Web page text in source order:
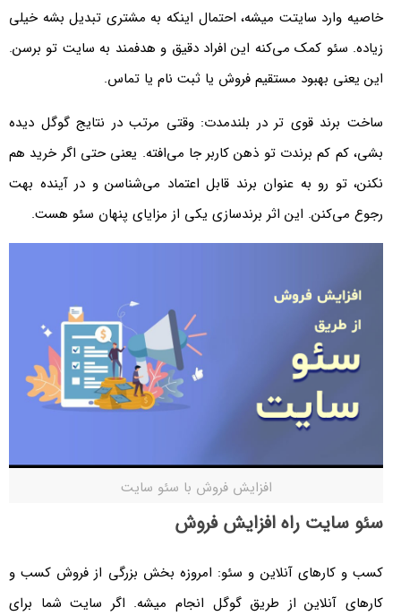
خاصیه وارد سایتت میشه، احتمال اینکه به مشتری تبدیل بشه خیلی
زیاده. سئو کمک می‌کنه این افراد دقیق و هدفمند به سایت تو برسن.
این یعنی بهبود مستقیم فروش یا ثبت نام یا تماس.
ساخت برند قوی تر در بلندمدت: وقتی مرتب در نتایج گوگل دیده
بشی، کم کم برندت تو ذهن کاربر جا می‌افته. یعنی حتی اگر خرید هم
نکنن، تو رو به عنوان برند قابل اعتماد می‌شناسن و در آینده بهت
رجوع می‌کنن. این اثر برندسازی یکی از مزایای پنهان سئو هست.
افزایش فروش با سئو سایت
سئو سایت راه افزایش فروش
کسب و کارهای آنلاین و سئو: امروزه بخش بزرگی از فروش کسب و
کارهای آنلاین از طریق گوگل انجام میشه. اگر سایت شما برای